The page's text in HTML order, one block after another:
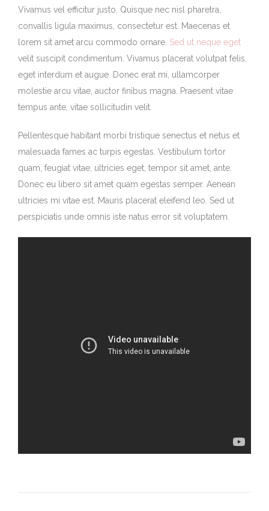
Vivamus vel efficitur justo. Quisque nec nisl pharetra,
convallis ligula maximus, consectetur est. Maecenas et
lorem sit amet arcu commodo ornare. Sed ut neque eget
velit suscipit condimentum. Vivamus placerat volutpat felis,
eget interdum et augue. Donec erat mi, ullamcorper
molestie arcu vitae, auctor finibus magna. Praesent vitae
tempus ante, vitae sollicitudin velit.
Pellentesque habitant morbi tristique senectus et netus et
malesuada fames ac turpis egestas. Vestibulum tortor
quam, feugiat vitae, ultricies eget, tempor sit amet, ante.
Donec eu libero sit amet quam egestas semper. Aenean
ultricies mi vitae est. Mauris placerat eleifend leo. Sed ut
perspiciatis unde omnis iste natus error sit voluptatem.